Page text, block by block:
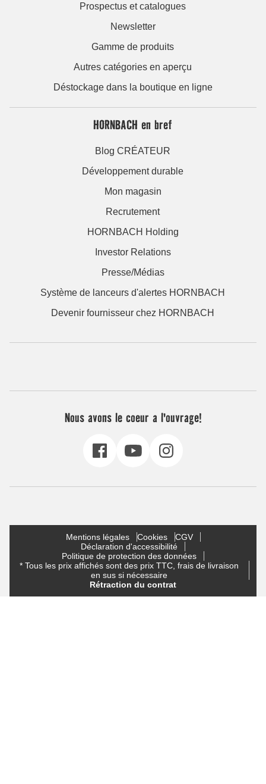
Prospectus et catalogues
Newsletter
Gamme de produits
Autres catégories en aperçu
Déstockage dans la boutique en ligne
HORNBACH en bref
Blog CRÉATEUR
Développement durable
Mon magasin
Recrutement
HORNBACH Holding
Investor Relations
Presse/Médias
Système de lanceurs d'alertes HORNBACH
Devenir fournisseur chez HORNBACH
Nous avons le coeur a l'ouvrage!
Mentions légales Cookies
CGV
Déclaration d'accessibilité
Politique de protection des données
* Tous les prix affichés sont des prix TTC, frais de livraison
en sus si nécessaire
Rétraction du contrat